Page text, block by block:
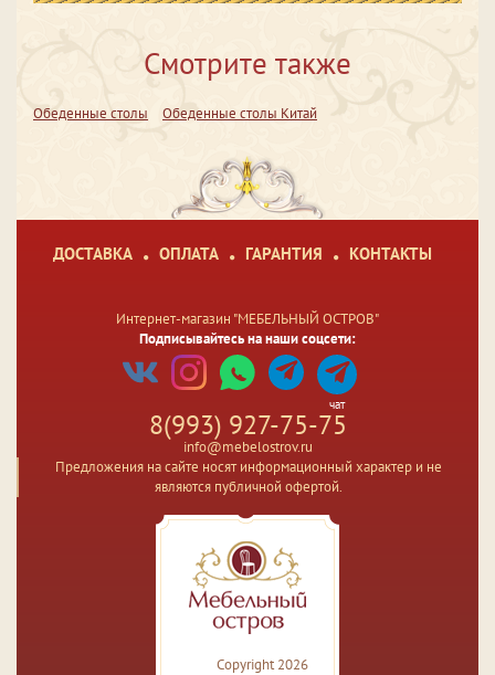
Смотрите также
Обеденные столы Обеденные столы Китай
ДОСТАВКА ОПЛАТА ГАРАНТИЯ КОНТАКТЫ
Интернет-магазин "МЕБЕЛЬНЫЙ ОСТРОВ"
Подписывайтесь на наши соцсети:
чат
8(993) 927-75-75
info@mebelostrov.ru
Предложения на сайте носят информационный характер и не
являются публичной офертой.
Copyright 2026